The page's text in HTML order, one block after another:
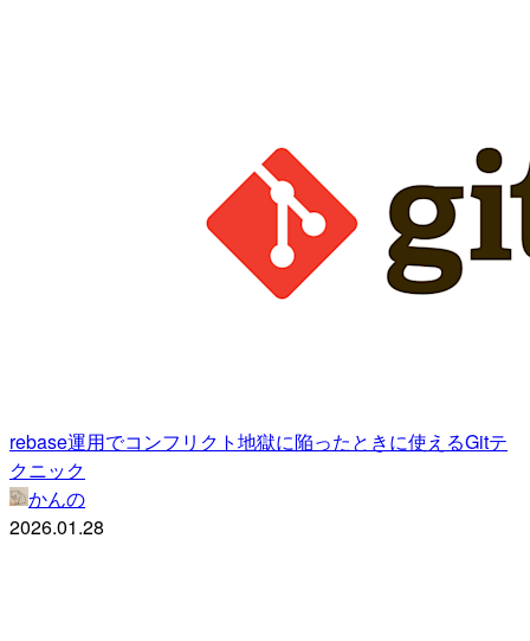
rebase運用でコンフリクト地獄に陥ったときに使えるGitテ
クニック
かんの
2026.01.28